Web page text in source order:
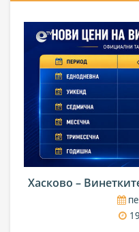
Хасково –